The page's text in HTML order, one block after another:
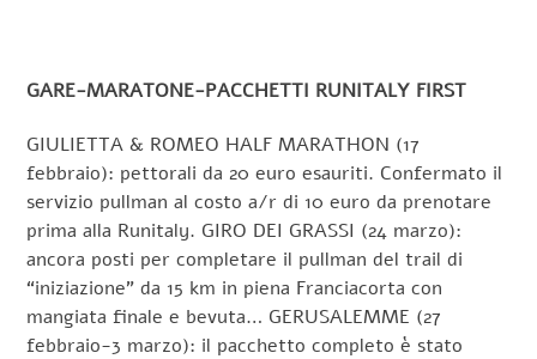
GARE-MARATONE-PACCHETTI RUNITALY FIRST
GIULIETTA & ROMEO HALF MARATHON (17
febbraio): pettorali da 20 euro esauriti. Confermato il
servizio pullman al costo a/r di 10 euro da prenotare
prima alla Runitaly. GIRO DEI GRASSI (24 marzo):
ancora posti per completare il pullman del trail di
“iniziazione” da 15 km in piena Franciacorta con
mangiata finale e bevuta… GERUSALEMME (27
febbraio-3 marzo): il pacchetto completo è stato